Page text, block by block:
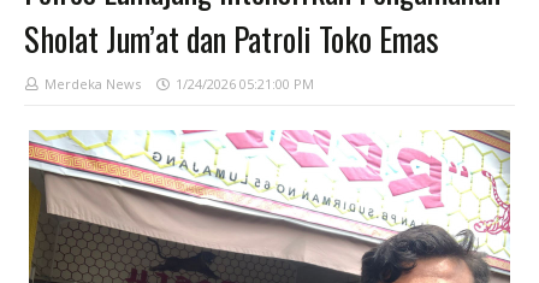
Sholat Jum’at dan Patroli Toko Emas
Merdeka News 1/24/2026 05:21:00 PM